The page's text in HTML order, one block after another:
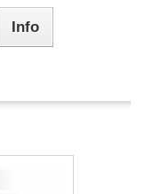
Info